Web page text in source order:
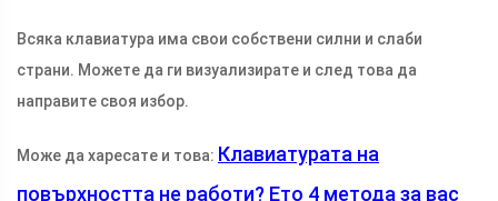
Всяка клавиатура има свои собствени силни и слаби
страни. Можете да ги визуализирате и след това да
направите своя избор.
Може да харесате и това: Клавиатурата на
повърхността не работи? Ето 4 метода за вас